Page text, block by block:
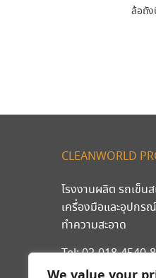
ล้อถั
CLEANWORLD
โรงงานผลิต รถเข็น
เครื่องมือและอุปกร
ทำความสะอาด
Tel:02-018-4540-8
มือถือ089-203-